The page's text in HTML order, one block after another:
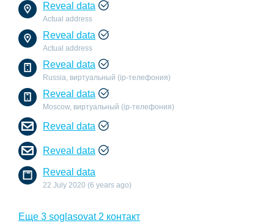
Reveal data
Actual address
Reveal data
Actual address
Reveal data
Russia, виртуальный (ip-телефония)
Reveal data
Moscow, виртуальный (ip-телефония)
Reveal data
Reveal data
Reveal data
22 July 2020 (6 years ago)
Еще 3 soglasovat 2 контакт